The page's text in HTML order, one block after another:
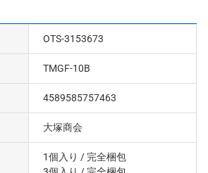
OTS-3153673
TMGF-10B
4589585757463
大塚商会
1個入り / 完全梱包